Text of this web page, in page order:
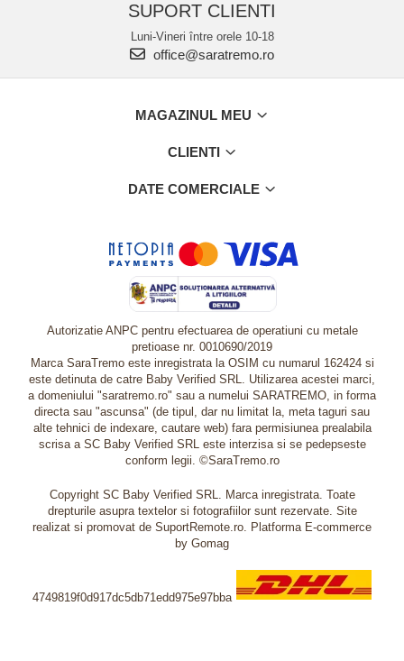
SUPORT CLIENTI
Luni-Vineri între orele 10-18
office@saratremo.ro
MAGAZINUL MEU
CLIENTI
DATE COMERCIALE
Autorizatie ANPC pentru efectuarea de operatiuni cu metale
pretioase nr. 0010690/2019
Marca SaraTremo este inregistrata la OSIM cu numarul 162424 si
este detinuta de catre Baby Verified SRL. Utilizarea acestei marci,
a domeniului "saratremo.ro" sau a numelui SARATREMO, in forma
directa sau "ascunsa" (de tipul, dar nu limitat la, meta taguri sau
alte tehnici de indexare, cautare web) fara permisiunea prealabila
scrisa a SC Baby Verified SRL este interzisa si se pedepseste
conform legii. ©SaraTremo.ro
Copyright SC Baby Verified SRL. Marca inregistrata. Toate
drepturile asupra textelor si fotografiilor sunt rezervate. Site
realizat si promovat de SuportRemote.ro. Platforma E-commerce
by Gomag
4749819f0d917dc5db71edd975e97bba